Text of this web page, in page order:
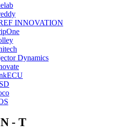
INNOVATION
Dynamics
- T